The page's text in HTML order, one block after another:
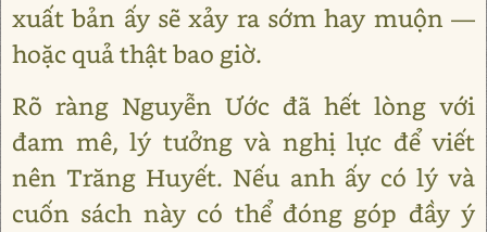
xuất bản ấy sẽ xảy ra sớm hay muộn —
hoặc quả thật bao giờ.
Rõ ràng Nguyễn Ước đã hết lòng với
đam mê, lý tưởng và nghị lực để viết
nên Trăng Huyết. Nếu anh ấy có lý và
cuốn sách này có thể đóng góp đầy ý